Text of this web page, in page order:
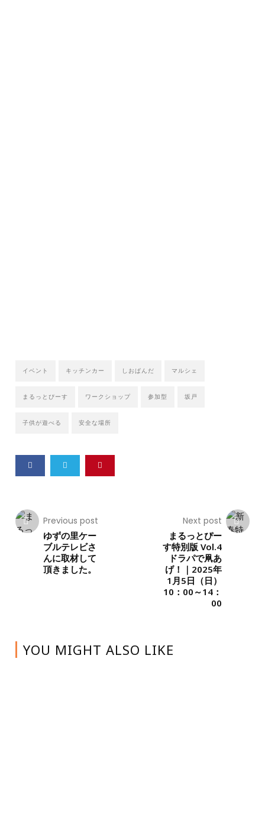
イベント キッチンカー しおぱんだ マルシェ
まるっとぴーす ワークショップ 参加型 坂戸
子供が遊べる 安全な場所
Previous post
ゆずの里ケー
ブルテレビさ
んに取材して
頂きました。
Next post
まるっとぴー
す特別版 Vol.4
ドラパで凧あ
げ！｜2025年
1月5日（日）
10：00～14：
00
YOU MIGHT ALSO LIKE